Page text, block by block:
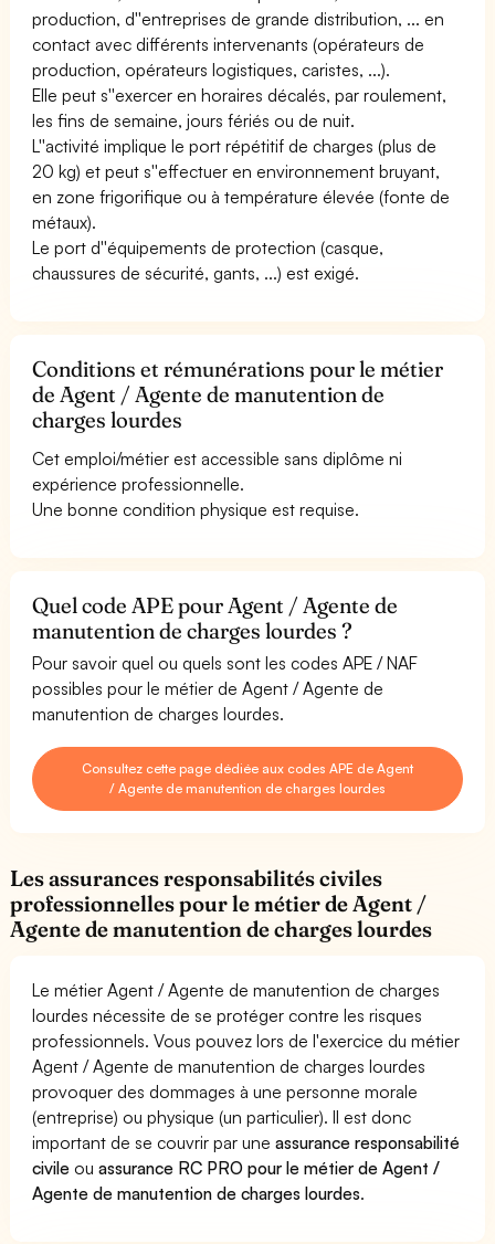
production, d''entreprises de grande distribution, ... en
contact avec différents intervenants (opérateurs de
production, opérateurs logistiques, caristes, ...).
Elle peut s''exercer en horaires décalés, par roulement,
les fins de semaine, jours fériés ou de nuit.
L''activité implique le port répétitif de charges (plus de
20 kg) et peut s''effectuer en environnement bruyant,
en zone frigorifique ou à température élevée (fonte de
métaux).
Le port d''équipements de protection (casque,
chaussures de sécurité, gants, ...) est exigé.
Conditions et rémunérations pour le métier
de Agent / Agente de manutention de
charges lourdes
Cet emploi/métier est accessible sans diplôme ni
expérience professionnelle.
Une bonne condition physique est requise.
Quel code APE pour Agent / Agente de
manutention de charges lourdes ?
Pour savoir quel ou quels sont les codes APE / NAF
possibles pour le métier de Agent / Agente de
manutention de charges lourdes.
Consultez cette page dédiée aux codes APE de Agent
/ Agente de manutention de charges lourdes
Les assurances responsabilités civiles
professionnelles pour le métier de Agent /
Agente de manutention de charges lourdes
Le métier Agent / Agente de manutention de charges
lourdes nécessite de se protéger contre les risques
professionnels. Vous pouvez lors de l'exercice du métier
Agent / Agente de manutention de charges lourdes
provoquer des dommages à une personne morale
(entreprise) ou physique (un particulier). Il est donc
important de se couvrir par uneassurance responsabilité
civile ouassurance RC PRO pour le métier de Agent /
Agente de manutention de charges lourdes.